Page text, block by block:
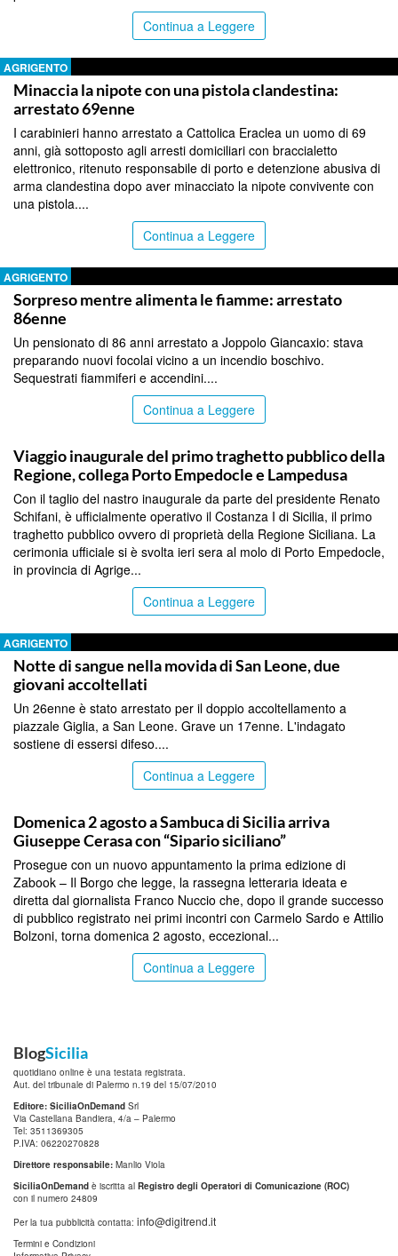
Continua a Leggere
AGRIGENTO
Minaccia la nipote con una pistola clandestina:
arrestato 69enne
I carabinieri hanno arrestato a Cattolica Eraclea un uomo di 69
anni, già sottoposto agli arresti domiciliari con braccialetto
elettronico, ritenuto responsabile di porto e detenzione abusiva di
arma clandestina dopo aver minacciato la nipote convivente con
una pistola....
Continua a Leggere
AGRIGENTO
Sorpreso mentre alimenta le fiamme: arrestato
86enne
Un pensionato di 86 anni arrestato a Joppolo Giancaxio: stava
preparando nuovi focolai vicino a un incendio boschivo.
Sequestrati fiammiferi e accendini....
Continua a Leggere
Viaggio inaugurale del primo traghetto pubblico della
Regione, collega Porto Empedocle e Lampedusa
Con il taglio del nastro inaugurale da parte del presidente Renato
Schifani, è ufficialmente operativo il Costanza I di Sicilia, il primo
traghetto pubblico ovvero di proprietà della Regione Siciliana. La
cerimonia ufficiale si è svolta ieri sera al molo di Porto Empedocle,
in provincia di Agrige...
Continua a Leggere
AGRIGENTO
Notte di sangue nella movida di San Leone, due
giovani accoltellati
Un 26enne è stato arrestato per il doppio accoltellamento a
piazzale Giglia, a San Leone. Grave un 17enne. L'indagato
sostiene di essersi difeso....
Continua a Leggere
Domenica 2 agosto a Sambuca di Sicilia arriva
Giuseppe Cerasa con “Sipario siciliano”
Prosegue con un nuovo appuntamento la prima edizione di
Zabook – Il Borgo che legge, la rassegna letteraria ideata e
diretta dal giornalista Franco Nuccio che, dopo il grande successo
di pubblico registrato nei primi incontri con Carmelo Sardo e Attilio
Bolzoni, torna domenica 2 agosto, eccezional...
Continua a Leggere
BlogSicilia
quotidiano online è una testata registrata.
Aut. del tribunale di Palermo n.19 del 15/07/2010
Editore: SiciliaOnDemand Srl
Via Castellana Bandiera, 4/a – Palermo
Tel: 3511369305
P.IVA: 06220270828
Direttore responsabile: Manlio Viola
SiciliaOnDemand è iscritta al Registro degli Operatori di Comunicazione (ROC)
con il numero 24809
Per la tua pubblicità contatta: info@digitrend.it
Termini e Condizioni